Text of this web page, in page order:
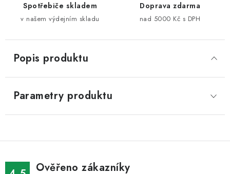
Spotřebiče skladem
v našem výdejním skladu
Doprava zdarma
nad 5000 Kč s DPH
Popis produktu
Parametry produktu
Ověřeno zákazníky